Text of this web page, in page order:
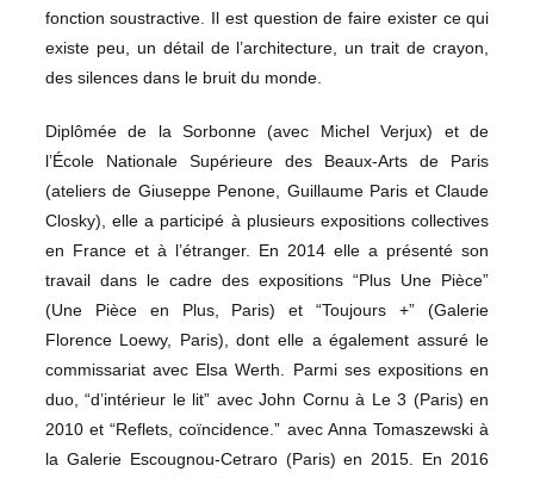
fonction soustractive. Il est question de faire exister ce qui
existe peu, un détail de l’architecture, un trait de crayon,
des silences dans le bruit du monde.
Diplômée de la Sorbonne (avec Michel Verjux) et de
l’École Nationale Supérieure des Beaux-Arts de Paris
(ateliers de Giuseppe Penone, Guillaume Paris et Claude
Closky), elle a participé à plusieurs expositions collectives
en France et à l’étranger. En 2014 elle a présenté son
travail dans le cadre des expositions “Plus Une Pièce”
(Une Pièce en Plus, Paris) et “Toujours +” (Galerie
Florence Loewy, Paris), dont elle a également assuré le
commissariat avec Elsa Werth. Parmi ses expositions en
duo, “d’intérieur le lit” avec John Cornu à Le 3 (Paris) en
2010 et “Reflets, coïncidence.” avec Anna Tomaszewski à
la Galerie Escougnou-Cetraro (Paris) en 2015. En 2016